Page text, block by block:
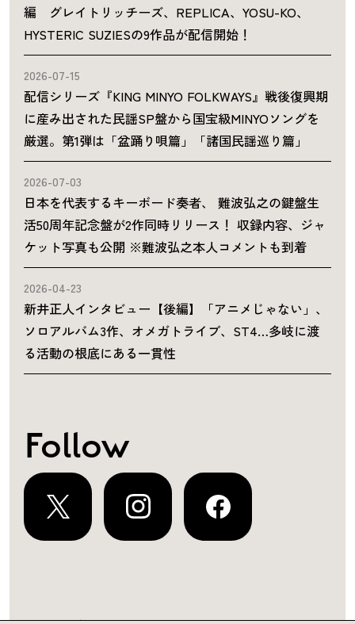
編 グレイトリッチーズ、REPLICA、YOSU-KO、
HYSTERIC SUZIESの9作品が配信開始！
2026-07-15
配信シリーズ『KING MINYO FOLKWAYS』戦後復興期
に産み出された民謡SP盤から国宝級MINYOソングを
厳選。第1弾は「盆踊り唄篇」「諸国民謡巡り篇」
2026-07-03
日本を代表するキーボード奏者、 難波弘之の鍵盤生
活50周年記念盤が2作同時リリース！ 収録内容、ジャ
ケット写真も公開 ※難波弘之本人コメントも到着
2026-04-23
新井正人インタビュー【後編】「アニメじゃない」、
ソロアルバム3作、オメガトライブ、ST4…多岐に渡
る活動の根底にある一貫性
Follow